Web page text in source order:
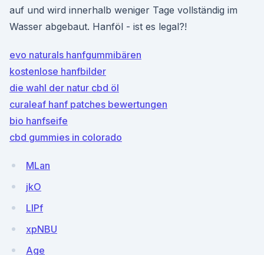
auf und wird innerhalb weniger Tage vollständig im
Wasser abgebaut. Hanföl - ist es legal?!
evo naturals hanfgummibären
kostenlose hanfbilder
die wahl der natur cbd öl
curaleaf hanf patches bewertungen
bio hanfseife
cbd gummies in colorado
MLan
jkO
LIPf
xpNBU
Age